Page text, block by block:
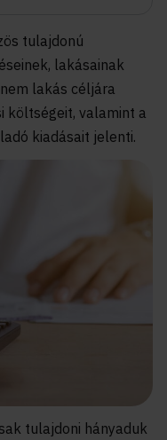
tulajdonú
lakásainak
lakás céljára
költségeit, valamint a
kiadásait jelenti.
tulajdoni hányaduk